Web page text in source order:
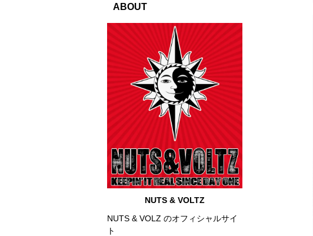
ABOUT
NUTS & VOLTZ
NUTS & VOLZ のオフィシャルサイ
ト